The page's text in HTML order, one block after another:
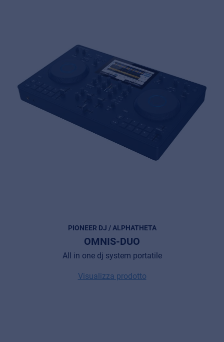
PIONEER DJ / ALPHATHETA
OMNIS-DUO
All in one dj system portatile
Visualizza prodotto